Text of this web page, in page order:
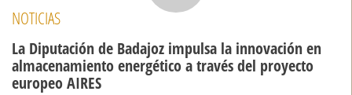
NOTICIAS
La Diputación de Badajoz impulsa la innovación en
almacenamiento energético a través del proyecto
europeo AIRES